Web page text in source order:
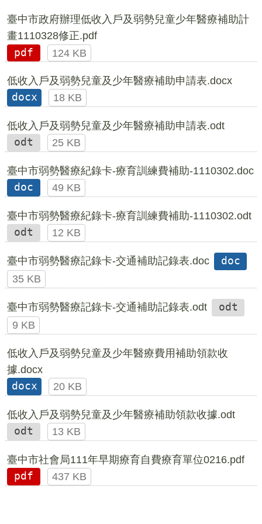
臺中市政府辦理低收入戶及弱勢兒童少年醫療補助計
畫1110328修正.pdf
pdf
124 KB
低收入戶及弱勢兒童及少年醫療補助申請表.docx
docx
18 KB
低收入戶及弱勢兒童及少年醫療補助申請表.odt
odt
25 KB
臺中市弱勢醫療紀錄卡-療育訓練費補助-1110302.doc
doc
49 KB
臺中市弱勢醫療紀錄卡-療育訓練費補助-1110302.odt
odt
12 KB
臺中市弱勢醫療記錄卡-交通補助記錄表.doc
doc
35 KB
臺中市弱勢醫療記錄卡-交通補助記錄表.odt
odt
9 KB
低收入戶及弱勢兒童及少年醫療費用補助領款收
據.docx
docx
20 KB
低收入戶及弱勢兒童及少年醫療補助領款收據.odt
odt
13 KB
臺中市社會局111年早期療育自費療育單位0216.pdf
pdf
437 KB